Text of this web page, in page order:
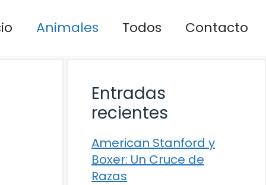
Animales Todos Contacto
Entradas
recientes
American Stanford y
Boxer: Un Cruce de
Razas